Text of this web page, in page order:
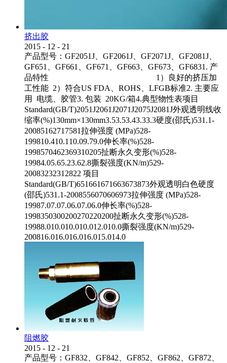
挤出胶
2015 - 12 - 21
产品型号：GF2051J、GF2061J、GF2071J、GF2081J、
GF651、GF661、GF671、GF663、GF673、GF6831. 产
品特性 1）良好的挤压加
工性能 2）符合US FDA、ROHS、LFGB标准2. 主要应
用 电缆、胶管3. 包装 20KG/箱4.典型物性表项目
Standard(GB/T)2051J2061J2071J2075J2081J外观透明线收
缩率(%)130mm×130mm3.53.53.43.33.3硬度(邵氏)531.1-
20085162717581拉伸强度 (MPa)528-
199810.410.110.09.79.0伸长率(%)528-
1998570462369310205扯断永久变形(%)528-
19984.05.65.23.62.8撕裂强度(KN/m)529-
20083232312822 项目
Standard(GB/T)651661671663673873外观透明白色硬度
(邵氏)531.1-2008556070606973拉伸强度 (MPa)528-
19987.07.07.06.07.06.0伸长率(%)528-
1998350300200270220200扯断永久变形(%)528-
19988.010.010.010.012.010.0撕裂强度(KN/m)529-
200816.016.016.016.015.014.0
阻燃胶
2015 - 12 - 21
产品型号：GF832、GF842、GF852、GF862、GF872、